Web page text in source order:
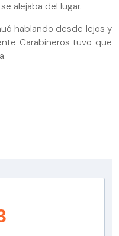
alejaba del lugar.
hablando desde lejos y
Carabineros tuvo que